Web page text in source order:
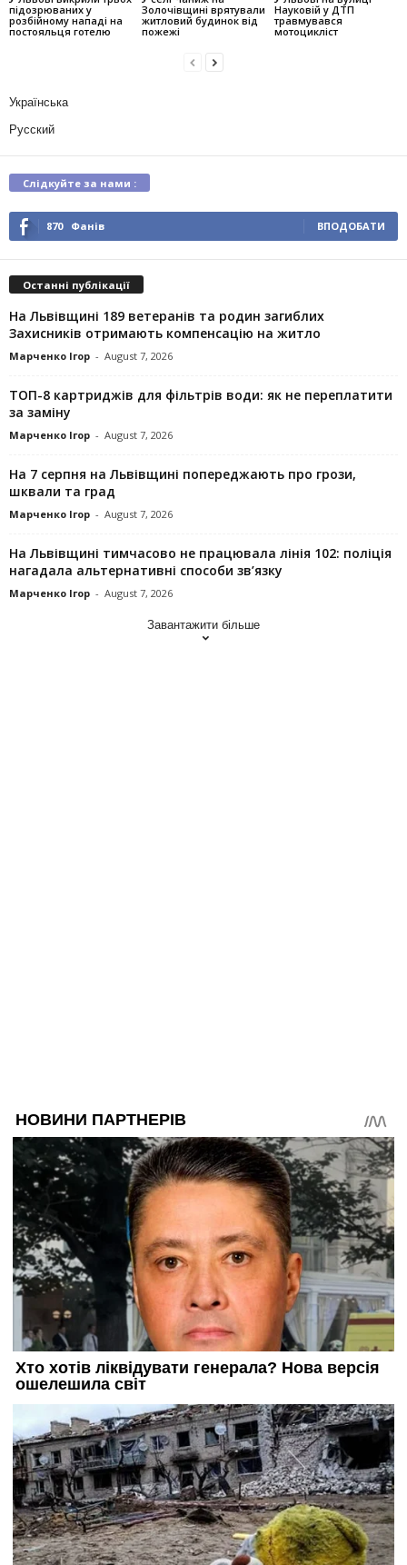
підозрюваних у
розбійному нападі на
постояльця готелю
Золочівщині врятували
житловий будинок від
пожежі
Науковій у ДТП
травмувався
мотоцикліст
Українська
Русский
Слідкуйте за нами :
870 Фанів ВПОДОБАТИ
Останні публікації
На Львівщині 189 ветеранів та родин загиблих
Захисників отримають компенсацію на житло
Марченко Ігор - August 7, 2026
ТОП-8 картриджів для фільтрів води: як не переплатити
за заміну
Марченко Ігор - August 7, 2026
На 7 серпня на Львівщині попереджають про грози,
шквали та град
Марченко Ігор - August 7, 2026
На Львівщині тимчасово не працювала лінія 102: поліція
нагадала альтернативні способи зв’язку
Марченко Ігор - August 7, 2026
Завантажити більше